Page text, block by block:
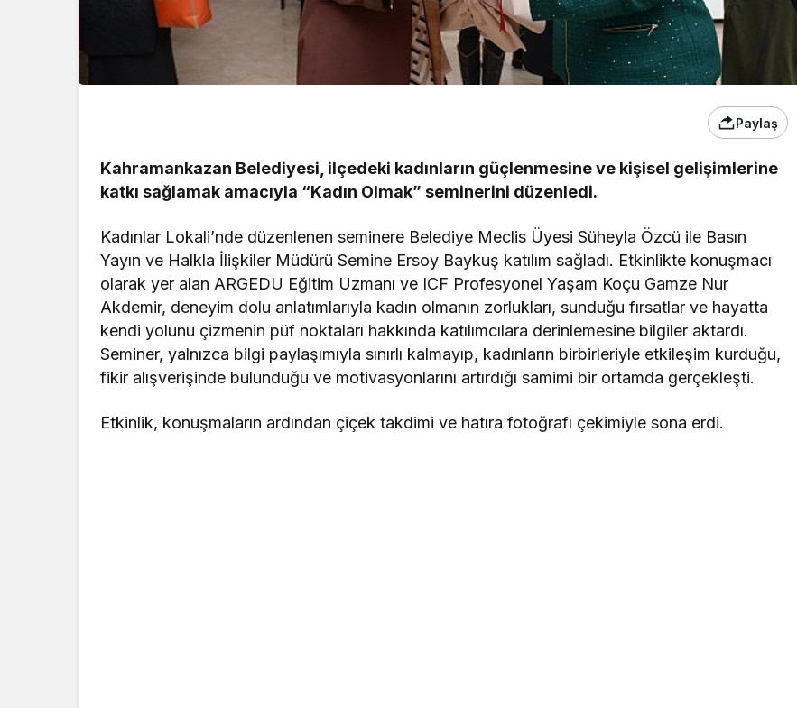
Paylaş
Kahramankazan Belediyesi, ilçedeki kadınların güçlenmesine ve kişisel gelişimlerine
katkı sağlamak amacıyla “Kadın Olmak” seminerini düzenledi.
Kadınlar Lokali’nde düzenlenen seminere Belediye Meclis Üyesi Süheyla Özcü ile Basın
Yayın ve Halkla İlişkiler Müdürü Semine Ersoy Baykuş katılım sağladı. Etkinlikte konuşmacı
olarak yer alan ARGEDU Eğitim Uzmanı ve ICF Profesyonel Yaşam Koçu Gamze Nur
Akdemir, deneyim dolu anlatımlarıyla kadın olmanın zorlukları, sunduğu fırsatlar ve hayatta
kendi yolunu çizmenin püf noktaları hakkında katılımcılara derinlemesine bilgiler aktardı.
Seminer, yalnızca bilgi paylaşımıyla sınırlı kalmayıp, kadınların birbirleriyle etkileşim kurduğu,
fikir alışverişinde bulunduğu ve motivasyonlarını artırdığı samimi bir ortamda gerçekleşti.
Etkinlik, konuşmaların ardından çiçek takdimi ve hatıra fotoğrafı çekimiyle sona erdi.